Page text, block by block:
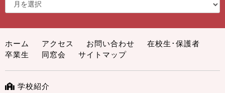
ホーム アクセス お問い合わせ
在校生･保護者
卒業生
同窓会 サイトマップ
学校紹介